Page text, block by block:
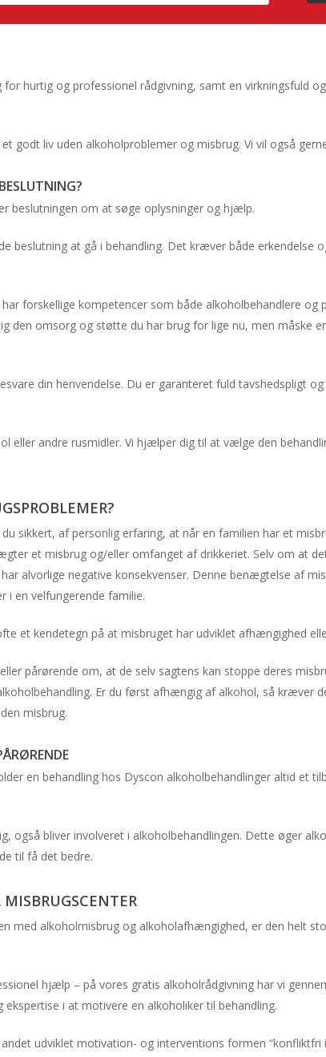
hurtig og professionel rådgivning, samt en virkningsfuld
godt liv uden alkoholproblemer og misbrug. Vi vil også
beslutningen om at søge oplysninger og hjælp.
at gå i behandling. Det kræver både erkendelse
forskellige kompetencer som både alkoholbehandlere og
den omsorg og støtte du har brug for lige nu, men måske
din henvendelse. Du er garanteret fuld tavshedspligt
eller andre rusmidler. Vi hjælper dig til at vælge den
sikkert, af personlig erfaring, at når en familien har et
et misbrug og/eller omfanget af drikkeriet. Selv om at
alvorlige negative konsekvenser. Denne benægtelse af
en velfungerende familie.
et kendetegn på at misbruget har udviklet afhængighed
pårørende om, at de selv sagtens kan stoppe deres
Er du først afhængig af alkohol, så kræver
misbrug.
en behandling hos Dyscon alkoholbehandlinger altid et
også bliver involveret i alkoholbehandlingen. Dette øger
til få det bedre.
alkoholmisbrug og alkoholafhængighed, er den helt
hjælp – på vores gratis alkoholrådgivning har vi
i at motivere en alkoholiker til behandling.
udviklet motivation- og interventions formen